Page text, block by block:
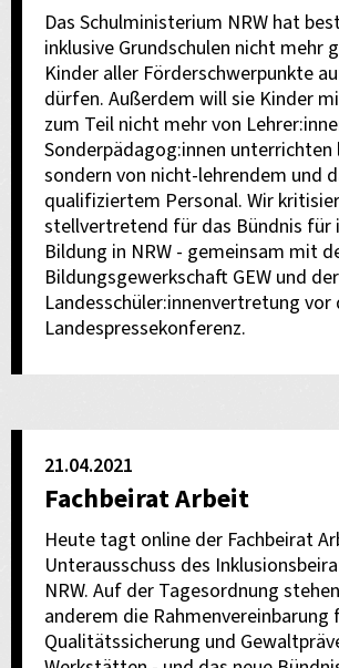
Das Schulministerium NRW hat
inklusive Grundschulen nicht mehr
Kinder aller Förderschwerpunkte
dürfen. Außerdem will sie Kinder
zum Teil nicht mehr von
Sonderpädagog:innen unterrichten
sondern von nicht-lehrendem und
qualifiziertem Personal. Wir
stellvertretend für das Bündnis für
Bildung in NRW - gemeinsam mit
Bildungsgewerkschaft GEW und der
Landesschüler:innenvertretung vor
Landespressekonferenz.
21.04.2021
Fachbeirat Arbeit
Heute tagt online der Fachbeirat
Unterausschuss des
NRW. Auf der Tagesordnung
anderem die Rahmenvereinbarung
Qualitätssicherung und